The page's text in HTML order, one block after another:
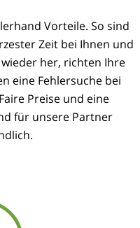
Vorteile. So sind
Zeit bei Ihnen und
her, richten Ihre
eine Fehlersuche bei
Preise und eine
für unsere Partner